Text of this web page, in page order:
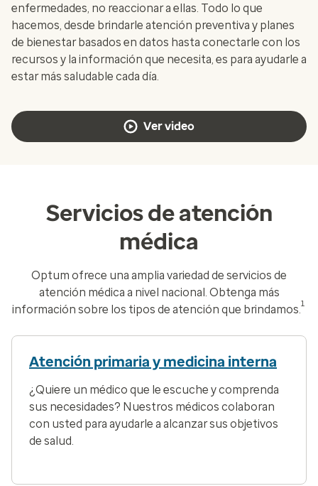
enfermedades, no reaccionar a ellas. Todo lo que
hacemos, desde brindarle atención preventiva y planes
de bienestar basados en datos hasta conectarle con los
recursos y la información que necesita, es para ayudarle a
estar más saludable cada día.
Ver video
Servicios de atención
médica
Optum ofrece una amplia variedad de servicios de
atención médica a nivel nacional. Obtenga más
información sobre los tipos de atención que brindamos.1
Atención primaria y medicina interna
¿Quiere un médico que le escuche y comprenda
sus necesidades? Nuestros médicos colaboran
con usted para ayudarle a alcanzar sus objetivos
de salud.